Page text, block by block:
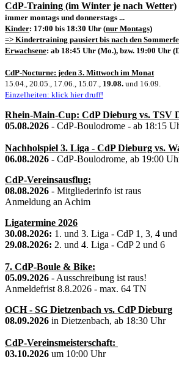
CdP-Training (im Winter je nach Wetter)
immer montags und donnerstags ...
Kinder: 17:00 bis 18:30 Uhr (nur Montags)
=> Kindertraining pausiert bis nach den
Erwachsene: ab 18:45 Uhr (Mo.), bzw. 19:00 Uhr
CdP-Nocturne: jeden 3. Mittwoch im Monat
15.04., 20.05., 17.06., 15.07., 19.08. und 16.09.
Einzelheiten: klick hier druff!
Rhein-Main-Cup: CdP Dieburg vs. TSV
05.08.2026 - CdP-Boulodrome - ab 18:15
Nachholspiel 3. Liga - CdP Dieburg vs.
06.08.2026 - CdP-Boulodrome, ab 19:00
CdP-Vereinsausflug:
08.08.2026 - Mitgliederinfo ist raus
Anmeldung an Achim
Ligatermine 2026
30.08.2026: 1. und 3. Liga - CdP 1, 3, 4 und
29.08.2026: 2. und 4. Liga - CdP 2 und 6
7. CdP-Boule & Bike:
05.09.2026 - Ausschreibung ist raus!
Anmeldefrist 8.8.2026 - max. 64 TN
OCH - SG Dietzenbach vs. CdP Dieburg
08.09.2026 in Dietzenbach, ab 18:30 Uhr
CdP-Vereinsmeisterschaft:
03.10.2026 um 10:00 Uhr